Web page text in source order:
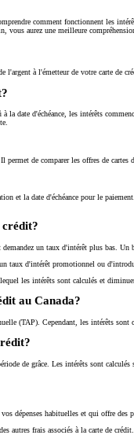
comment fonctionnent les
aurez une meilleure
à l'émetteur de votre carte
la date d'échéance, les intérêts
de comparer les offres de
et la date d'échéance pour le
demandez un taux d'intérêt plus bas.
taux d'intérêt promotionnel ou
les intérêts sont calculés et
au Canada?
(TAP). Cependant, les intérêts
de grâce. Les intérêts sont
dépenses habituelles et qui offre
autres frais associés à la carte de crédit.